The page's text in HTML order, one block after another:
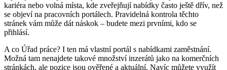
kariéra nebo volná místa, kde zveřejňují nabídky často ještě dřív, než
se objeví na pracovních portálech. Pravidelná kontrola těchto
stránek vám může dát náskok – budete mezi prvními, kdo se
přihlásí.
A co Úřad práce? I ten má vlastní portál s nabídkami zaměstnání.
Možná tam nenajdete takové množství inzerátů jako na komerčních
stránkách, ale pozice jsou ověřené a aktuální. Navíc můžete využít